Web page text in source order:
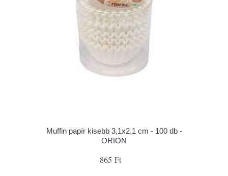
Muffin papír kisebb 3,1x2,1 cm - 100 db -
ORION
865 Ft